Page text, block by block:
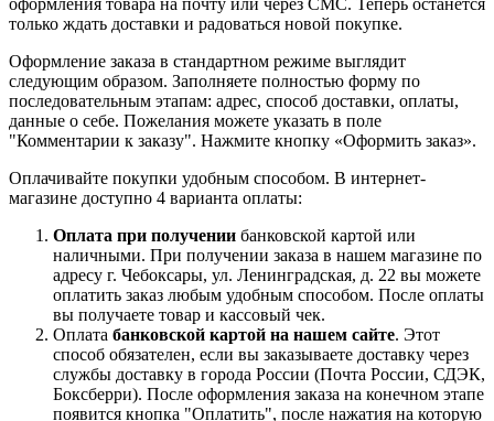
только ждать доставки и радоваться новой покупке.
Оформление заказа в стандартном режиме выглядит
следующим образом. Заполняете полностью форму по
последовательным этапам: адрес, способ доставки, оплаты,
данные о себе. Пожелания можете указать в поле
"Комментарии к заказу". Нажмите кнопку «Оформить заказ».
Оплачивайте покупки удобным способом. В интернет-
магазине доступно 4 варианта оплаты:
Оплата при получении банковской картой или
наличными. При получении заказа в нашем магазине по
адресу г. Чебоксары, ул. Ленинградская, д. 22 вы можете
оплатить заказ любым удобным способом. После оплаты
вы получаете товар и кассовый чек.
Оплата банковской картой на нашем сайте. Этот
способ обязателен, если вы заказываете доставку через
службы доставку в города России (Почта России, СДЭК,
Боксберри). После оформления заказа на конечном этапе
появится кнопка "Оплатить", после нажатия на которую